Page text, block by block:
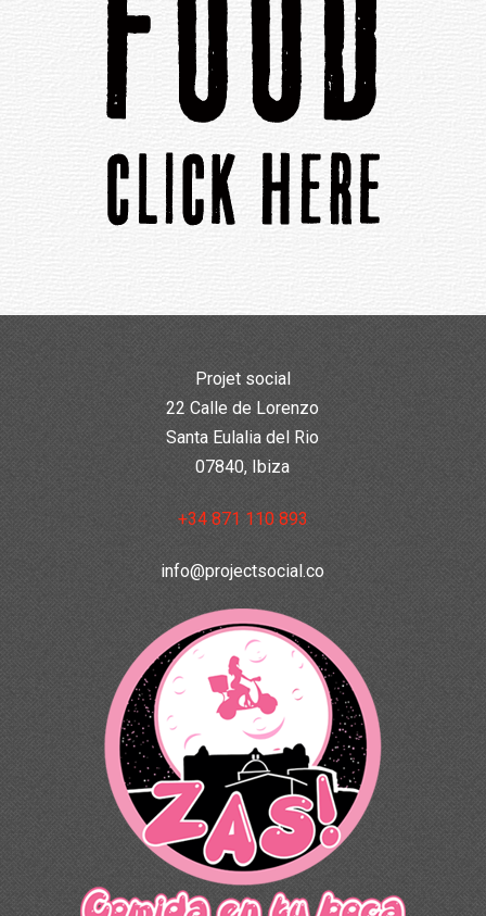
Projet social
22 Calle de Lorenzo
Santa Eulalia del Rio
07840, Ibiza
+34 871 110 893
info@projectsocial.co